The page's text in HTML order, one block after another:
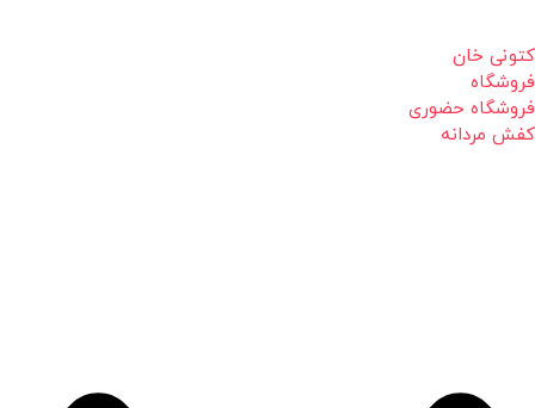
کتونی خان
فروشگاه
فروشگاه حضوری
کفش مردانه